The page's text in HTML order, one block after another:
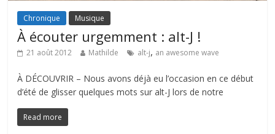
Chronique Musique
À écouter urgemment : alt-J !
21 août 2012 Mathilde alt-j, an awesome wave
À DÉCOUVRIR – Nous avons déjà eu l’occasion en ce début
d’été de glisser quelques mots sur alt-J lors de notre
Read more